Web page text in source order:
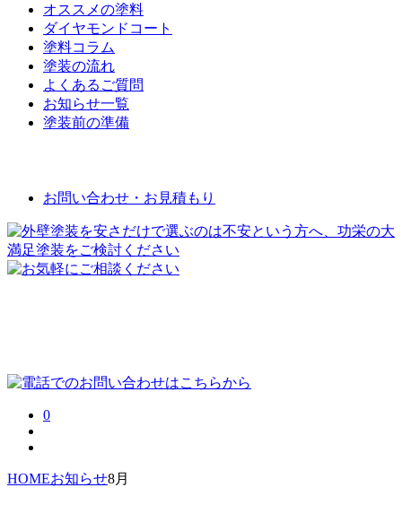
オススメの塗料
ダイヤモンドコート
塗料コラム
塗装の流れ
よくあるご質問
お知らせ一覧
塗装前の準備
お問い合わせ・お見積もり
0
HOMEお知らせ8月